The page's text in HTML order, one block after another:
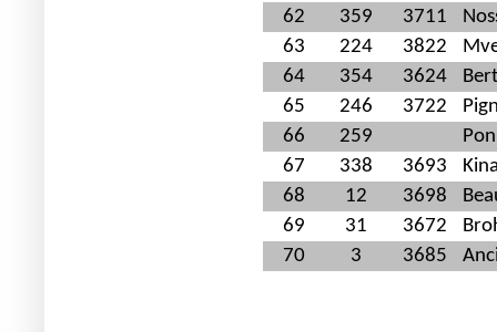
62
359 3711
63
224 3822
64
354 3624
65
246 3722
66
259
67
338 3693
68
12 3698
69
31 3672
70
3 3685